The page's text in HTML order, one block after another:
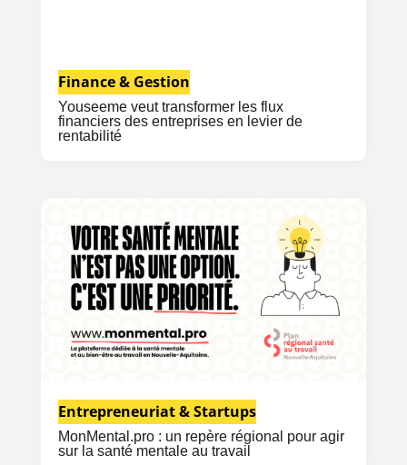
Youseeme veut transformer les flux
financiers des entreprises en levier de
rentabilité
Finance & Gestion
MonMental.pro : un repère régional pour agir
sur la santé mentale au travail
Entrepreneuriat & Startups